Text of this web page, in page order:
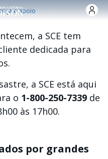
e apoio
a SCE tem
dedicada para
a SCE está aqui
o 1-800-250-7339 de
às 17h00.
por grandes